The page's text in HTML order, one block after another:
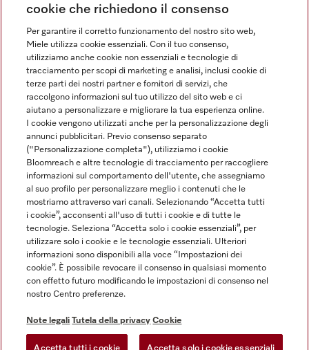
Linguaggio
ITALIANO
Note Legali
Tutela della privacy
Miele su YoutubeMiele su Instagram
Miele su Facebook
Miele on Pinterest
Miele su LinkedIn
cookie che richiedono il consenso
Per garantire il corretto funzionamento del nostro sito web,
Miele utilizza cookie essenziali. Con il tuo consenso,
utilizziamo anche cookie non essenziali e tecnologie di
tracciamento per scopi di marketing e analisi, inclusi cookie di
terze parti dei nostri partner e fornitori di servizi, che
raccolgono informazioni sul tuo utilizzo del sito web e ci
aiutano a personalizzare e migliorare la tua esperienza online.
I cookie vengono utilizzati anche per la personalizzazione degli
annunci pubblicitari. Previo consenso separato
("Personalizzazione completa"), utilizziamo i cookie
Bloomreach e altre tecnologie di tracciamento per raccogliere
informazioni sul comportamento dell'utente, che assegniamo
al suo profilo per personalizzare meglio i contenuti che le
mostriamo attraverso vari canali. Selezionando “Accetta tutti
i cookie”, acconsenti all'uso di tutti i cookie e di tutte le
tecnologie. Seleziona “Accetta solo i cookie essenziali”, per
utilizzare solo i cookie e le tecnologie essenziali. Ulteriori
informazioni sono disponibili alla voce “Impostazioni dei
cookie”. È possibile revocare il consenso in qualsiasi momento
con effetto futuro modificando le impostazioni di consenso nel
nostro Centro preferenze.
Note legali Tutela della privacy Cookie